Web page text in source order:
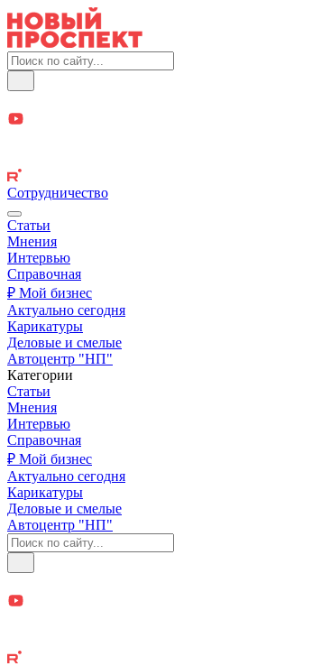
Сотрудничество
Статьи
Мнения
Интервью
Справочная
₽ Мой бизнес
Актуально сегодня
Карикатуры
Деловые и смелые
Автоцентр "НП"
Категории
Статьи
Мнения
Интервью
Справочная
₽ Мой бизнес
Актуально сегодня
Карикатуры
Деловые и смелые
Автоцентр "НП"